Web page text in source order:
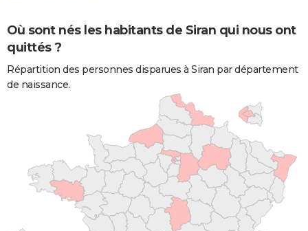
Où sont nés les habitants de Siran qui nous ont
quittés ?
Répartition des personnes disparues à Siran par département
de naissance.